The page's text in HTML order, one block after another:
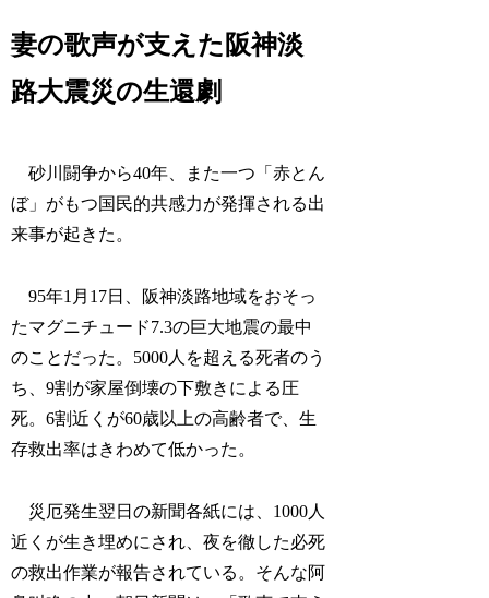
妻の歌声が支えた阪神淡
路大震災の生還劇
砂川闘争から40年、また一つ「赤とん
ぼ」がもつ国民的共感力が発揮される出
来事が起きた。
95年1月17日、阪神淡路地域をおそっ
たマグニチュード7.3の巨大地震の最中
のことだった。5000人を超える死者のう
ち、9割が家屋倒壊の下敷きによる圧
死。6割近くが60歳以上の高齢者で、生
存救出率はきわめて低かった。
災厄発生翌日の新聞各紙には、1000人
近くが生き埋めにされ、夜を徹した必死
の救出作業が報告されている。そんな阿